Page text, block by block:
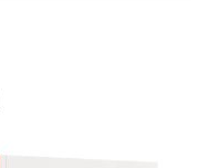
(2 Coríntios 5:7 RC)